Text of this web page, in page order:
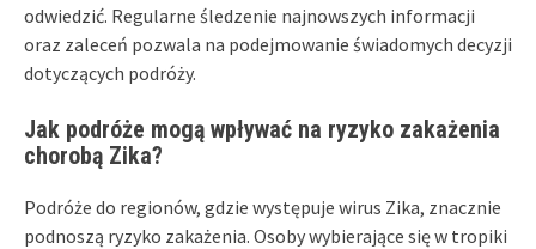
odwiedzić. Regularne śledzenie najnowszych informacji
oraz zaleceń pozwala na podejmowanie świadomych decyzji
dotyczących podróży.
Jak podróże mogą wpływać na ryzyko zakażenia
chorobą Zika?
Podróże do regionów, gdzie występuje wirus Zika, znacznie
podnoszą ryzyko zakażenia. Osoby wybierające się w tropiki